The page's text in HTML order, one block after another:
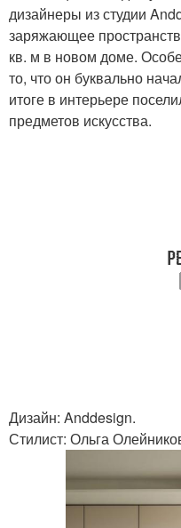
дизайнеры из студии
заряжающее
кв. м в новом доме.
то, что он буквально
итоге в интерьере
предметов искусства.
Дизайн: Anddesign.
Стилист: Ольга